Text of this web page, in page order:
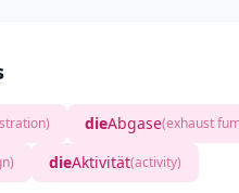
dieAbgase(exhaust
dieAktivität(activity)